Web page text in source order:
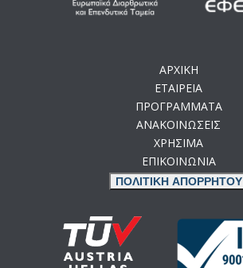
ΑΡΧΙΚΗ
ΕΤΑΙΡΕΙΑ
ΠΡΟΓΡΑΜΜΑΤΑ
ΑΝΑΚΟΙΝΩΣΕΙΣ
ΧΡΗΣΙΜΑ
ΕΠΙΚΟΙΝΩΝΙΑ
ΠΟΛΙΤΙΚΗ ΑΠΟΡΡΗΤΟΥ